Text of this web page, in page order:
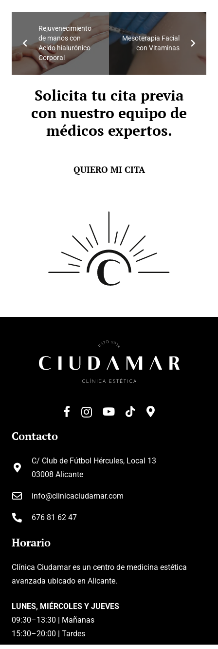
Rejuvenecimiento
de manos con
Acido hialurónico
Corporal
Mesoterapia Facial
con Vitaminas
Solicita tu cita previa
con nuestro equipo de
médicos expertos.
QUIERO MI CITA
Contacto
C/ Club de Fútbol Hércules, Local 13
03008 Alicante
info@clinicaciudamar.com
676 81 62 47
Horario
Clínica Ciudamar es un centro de medicina estética
avanzada ubicado en Alicante.
LUNES, MIÉRCOLES Y JUEVES
09:30–13:30 | Mañanas
15:30–20:00 | Tardes